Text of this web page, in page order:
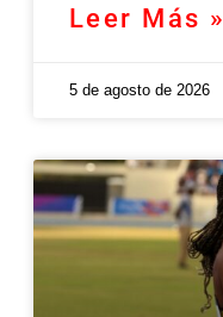
Leer Más »
5 de agosto de 2026